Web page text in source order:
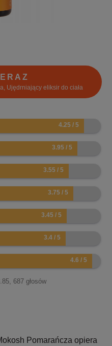
Ujędrniający eliksir do ciała
, 687głosów
Pomarańcza opiera